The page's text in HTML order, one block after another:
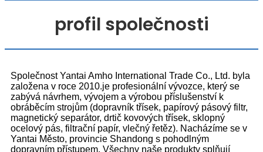
profil společnosti
Společnost Yantai Amho International Trade Co., Ltd. byla
založena v roce 2010.je profesionální vývozce, který se
zabývá návrhem, vývojem a výrobou příslušenství k
obráběcím strojům (dopravník třísek, papírový pásový filtr,
magnetický separátor, drtič kovových třísek, sklopný
ocelový pás, filtrační papír, vlečný řetěz). Nacházíme se v
Yantai Město, provincie Shandong s pohodlným
dopravním přístupem. Všechny naše produkty splňují